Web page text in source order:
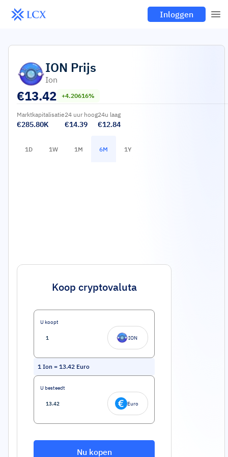
Inloggen
ION Prijs
Ion
€13.42 +4.20616%
Marktkapitalisatie
€285.80K
24 uur hoog
€14.39
24u laag
€12.84
1D 1W 1M 6M 1Y
Koop cryptovaluta
U koopt
ION
1 Ion = 13.42 Euro
U besteedt
Euro
Nu kopen